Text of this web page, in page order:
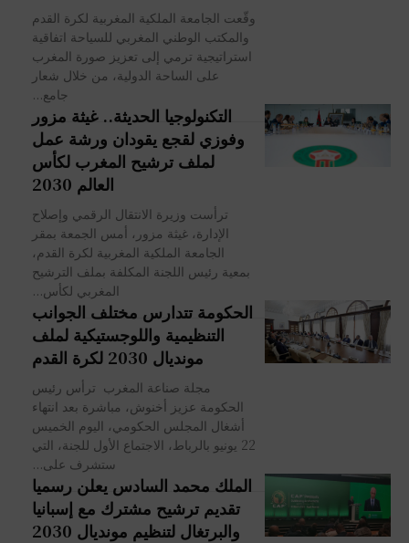
وقّعت الجامعة الملكية المغربية لكرة القدم
والمكتب الوطني المغربي للسياحة اتفاقية
استراتيجية ترمي إلى تعزيز صورة المغرب
على الساحة الدولية، من خلال شعار
جامع...
التكنولوجيا الحديثة.. غيثة مزور
وفوزي لقجع يقودان ورشة عمل
لملف ترشيح المغرب لكأس
العالم 2030
ترأست وزيرة الانتقال الرقمي وإصلاح
الإدارة، غيثة مزور، أمس الجمعة بمقر
الجامعة الملكية المغربية لكرة القدم،
بمعية رئيس اللجنة المكلفة بملف الترشيح
المغربي لكأس...
الحكومة تتدارس مختلف الجوانب
التنظيمية واللوجستيكية لملف
مونديال 2030 لكرة القدم
مجلة صناعة المغرب ترأس رئيس
الحكومة عزيز أخنوش، مباشرة بعد انتهاء
أشغال المجلس الحكومي، اليوم الخميس
22 يونيو بالرباط، الاجتماع الأول للجنة، التي
ستشرف على...
الملك محمد السادس يعلن رسميا
تقديم ترشيح مشترك مع إسبانيا
والبرتغال لتنظيم مونديال 2030